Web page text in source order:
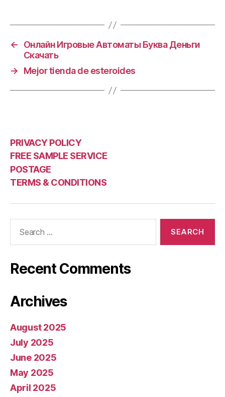
←
Онлайн Игровые Автоматы Буква Деньги
Скачать
→
Mejor tienda de esteroides
PRIVACY POLICY
FREE SAMPLE SERVICE
POSTAGE
TERMS & CONDITIONS
Recent Comments
Archives
August 2025
July 2025
June 2025
May 2025
April 2025